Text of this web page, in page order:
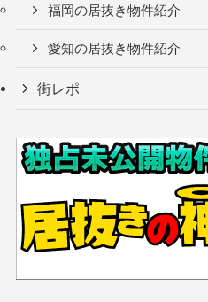
福岡の居抜き物件紹介
愛知の居抜き物件紹介
街レポ